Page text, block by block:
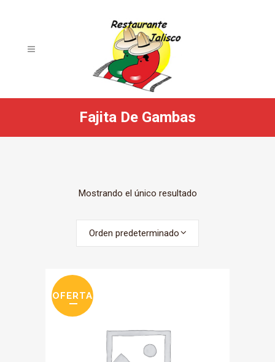
Fajita De Gambas
Mostrando el único resultado
Orden predeterminado
OFERTA